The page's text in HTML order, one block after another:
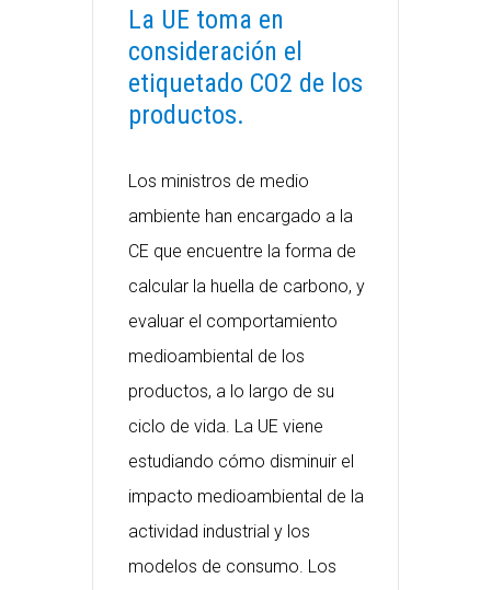
La UE toma en
consideración el
etiquetado CO2 de los
productos.
Los ministros de medio
ambiente han encargado a la
CE que encuentre la forma de
calcular la huella de carbono, y
evaluar el comportamiento
medioambiental de los
productos, a lo largo de su
ciclo de vida. La UE viene
estudiando cómo disminuir el
impacto medioambiental de la
actividad industrial y los
modelos de consumo. Los